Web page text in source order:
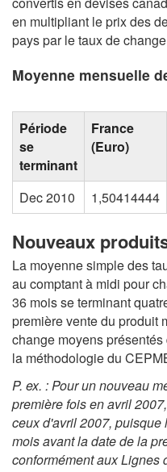
en multipliant le prix des
pays par le taux de
Moyenne mensuelle
Période
se
terminant
France
(Euro)
Dec 2010 1,50414444
Nouveaux
La moyenne simple des
au comptant à midi pour
36 mois se terminant
première vente du produit
change moyens
la méthodologie du
P. ex. : Pour un nouveau
première fois en avril
ceux d'avril 2007,
mois avant la date de la
conformément aux Lignes